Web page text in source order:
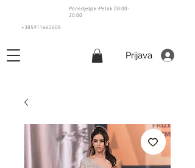
Prijava
+385911662608
Ponedjeljak-Petak 08:00-
20:00